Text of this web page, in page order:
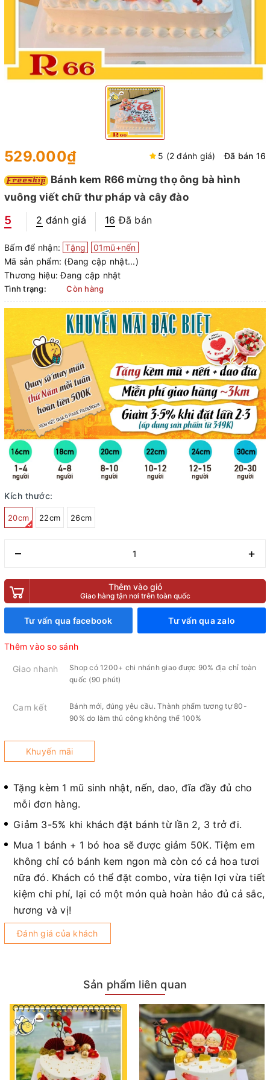
529.000₫ 5 (2 đánh giá) Đã bán 16
Bánh kem R66 mừng thọ ông bà hình
vuông viết chữ thư pháp và cây đào
5 2 đánh giá 16 Đã bán
Bấm để nhận: Tặng
01mũ+nến
Mã sản phẩm: (Đang cập nhật...)
Thương hiệu: Đang cập nhật
Tình trạng: Còn hàng
Kích thước:
20cm 22cm 26cm
– +
Thêm vào giỏ
Giao hàng tận nơi trên toàn quốc
Tư vấn qua facebook Tư vấn qua zalo
Thêm vào so sánh
Giao nhanh
Shop có 1200+ chi nhánh giao được 90% địa chỉ toàn
quốc (90 phút)
Cam kết
Bánh mới, đúng yêu cầu. Thành phẩm tương tự 80-
90% do làm thủ công không thể 100%
Khuyến mãi
Tặng kèm 1 mũ sinh nhật, nến, dao, đĩa đầy đủ cho
mỗi đơn hàng.
Giảm 3-5% khi khách đặt bánh từ lần 2, 3 trở đi.
Mua 1 bánh + 1 bó hoa sẽ được giảm 50K. Tiệm em
không chỉ có bánh kem ngon mà còn có cả hoa tươi
nữa đó. Khách có thể đặt combo, vừa tiện lợi vừa tiết
kiệm chi phí, lại có một món quà hoàn hảo đủ cả sắc,
hương và vị!
Đánh giá của khách
Sản phẩm liên quan